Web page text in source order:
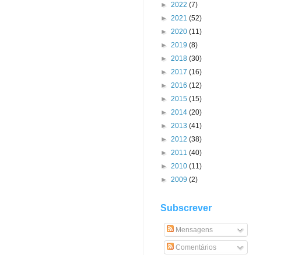
► 2022 (7)
► 2021 (52)
► 2020 (11)
► 2019 (8)
► 2018 (30)
► 2017 (16)
► 2016 (12)
► 2015 (15)
► 2014 (20)
► 2013 (41)
► 2012 (38)
► 2011 (40)
► 2010 (11)
► 2009 (2)
Subscrever
Mensagens
Comentários